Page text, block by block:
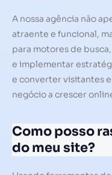
A nossa agência não
atraente e funcional,
para motores de
e implementar
e converter visitantes
negócio a crescer
Como posso
do meu site?